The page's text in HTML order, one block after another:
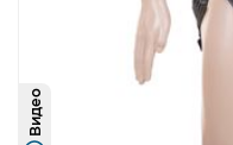
Видео